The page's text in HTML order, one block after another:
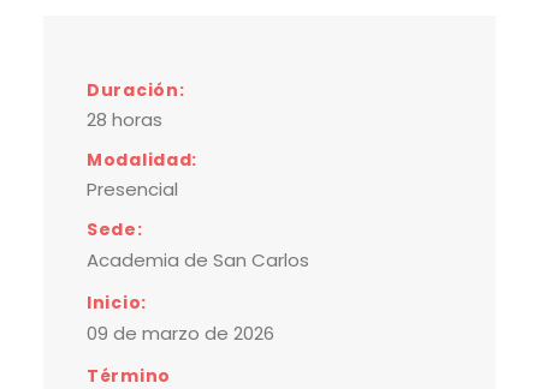
Duración:
28 horas
Modalidad:
Presencial
Sede:
Academia de San Carlos
Inicio:
09 de marzo de 2026
Término